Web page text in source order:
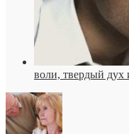
воли, твердый дух